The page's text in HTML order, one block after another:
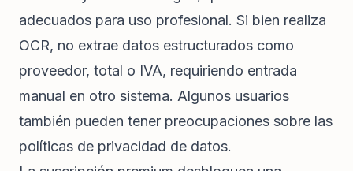
adecuados para uso profesional. Si bien realiza
OCR, no extrae datos estructurados como
proveedor, total o IVA, requiriendo entrada
manual en otro sistema. Algunos usuarios
también pueden tener preocupaciones sobre las
políticas de privacidad de datos.